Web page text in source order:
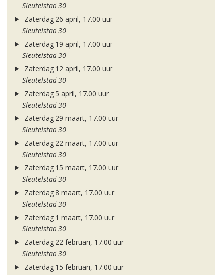
Sleutelstad 30
Zaterdag 26 april, 17.00 uur
Sleutelstad 30
Zaterdag 19 april, 17.00 uur
Sleutelstad 30
Zaterdag 12 april, 17.00 uur
Sleutelstad 30
Zaterdag 5 april, 17.00 uur
Sleutelstad 30
Zaterdag 29 maart, 17.00 uur
Sleutelstad 30
Zaterdag 22 maart, 17.00 uur
Sleutelstad 30
Zaterdag 15 maart, 17.00 uur
Sleutelstad 30
Zaterdag 8 maart, 17.00 uur
Sleutelstad 30
Zaterdag 1 maart, 17.00 uur
Sleutelstad 30
Zaterdag 22 februari, 17.00 uur
Sleutelstad 30
Zaterdag 15 februari, 17.00 uur